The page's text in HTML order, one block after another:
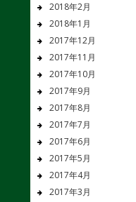
2018年2月
2018年1月
2017年12月
2017年11月
2017年10月
2017年9月
2017年8月
2017年7月
2017年6月
2017年5月
2017年4月
2017年3月